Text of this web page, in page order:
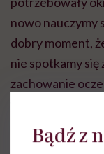
nowo nauczymy
dobry moment,
nie spotkamy
zachowanie
będzie o
nauczymy się
Bądź z